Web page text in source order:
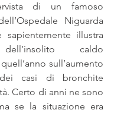
di un famoso
Niguarda
illustra
caldo
sull’aumento
casi di bronchite
Certo di anni ne sono
se la situazione era